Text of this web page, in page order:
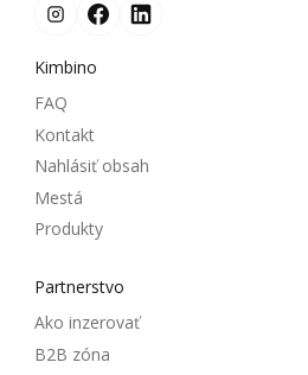
Kimbino
FAQ
Kontakt
Nahlásiť obsah
Mestá
Produkty
Partnerstvo
Ako inzerovať
B2B zóna